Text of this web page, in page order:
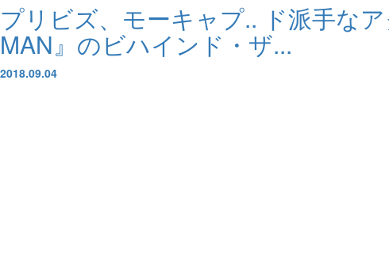
プリビズ、モーキャプ.. ド派手な
MAN』のビハインド・ザ...
2018.09.04